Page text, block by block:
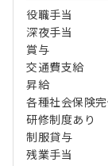
役職手当
深夜手当
賞与
交通費支給
昇給
各種社会保険
研修制度あり
制服貸与
残業手当